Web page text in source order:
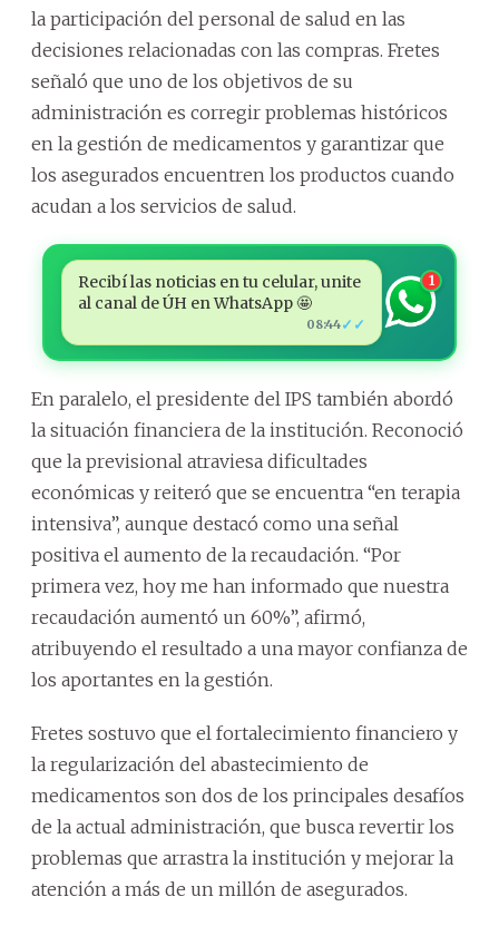
la participación del personal de salud en las
decisiones relacionadas con las compras. Fretes
señaló que uno de los objetivos de su
administración es corregir problemas históricos
en la gestión de medicamentos y garantizar que
los asegurados encuentren los productos cuando
acudan a los servicios de salud.
Recibí las noticias en tu celular, unite
al canal de ÚH en WhatsApp 🤩
08:44✓✓
1
En paralelo, el presidente del IPS también abordó
la situación financiera de la institución. Reconoció
que la previsional atraviesa dificultades
económicas y reiteró que se encuentra “en terapia
intensiva”, aunque destacó como una señal
positiva el aumento de la recaudación. “Por
primera vez, hoy me han informado que nuestra
recaudación aumentó un 60%”, afirmó,
atribuyendo el resultado a una mayor confianza de
los aportantes en la gestión.
Fretes sostuvo que el fortalecimiento financiero y
la regularización del abastecimiento de
medicamentos son dos de los principales desafíos
de la actual administración, que busca revertir los
problemas que arrastra la institución y mejorar la
atención a más de un millón de asegurados.